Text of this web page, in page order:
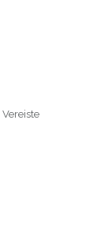
Vereiste